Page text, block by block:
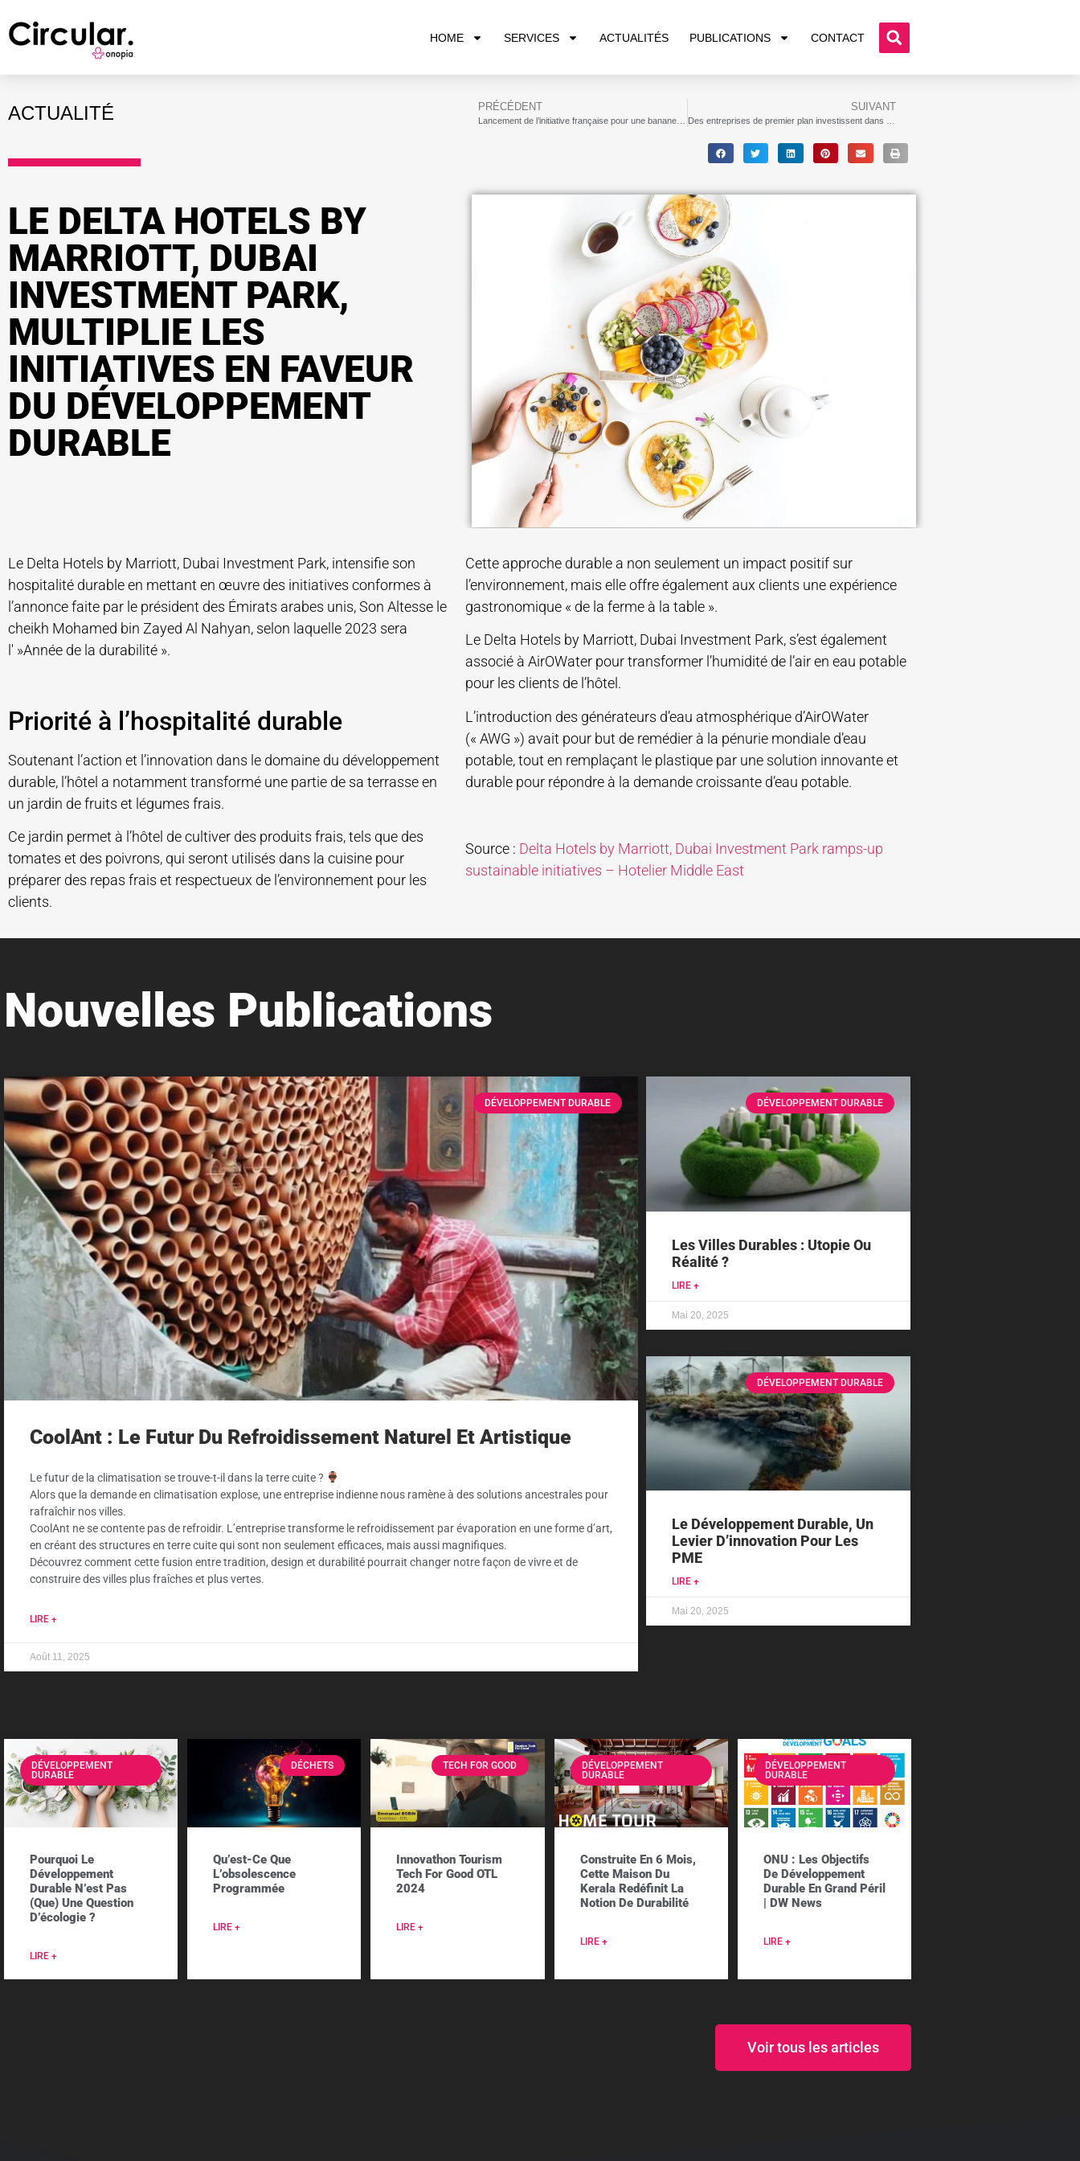
HOME SERVICES ACTUALITÉS PUBLICATIONS CONTACT
ACTUALITÉ PRÉCÉDENT SUIVANT
LE DELTA HOTELS BY
MARRIOTT, DUBAI
INVESTMENT PARK,
MULTIPLIE LES
INITIATIVES EN FAVEUR
DU DÉVELOPPEMENT
DURABLE
Le Delta Hotels by Marriott, Dubai Investment Park, intensifie son
hospitalité durable en mettant en œuvre des initiatives conformes à
l’annonce faite par le président des Émirats arabes unis, Son Altesse le
cheikh Mohamed bin Zayed Al Nahyan, selon laquelle 2023 sera
l' »Année de la durabilité ».
Priorité à l’hospitalité durable
Soutenant l’action et l’innovation dans le domaine du développement
durable, l’hôtel a notamment transformé une partie de sa terrasse en
un jardin de fruits et légumes frais.
Ce jardin permet à l’hôtel de cultiver des produits frais, tels que des
tomates et des poivrons, qui seront utilisés dans la cuisine pour
préparer des repas frais et respectueux de l’environnement pour les
clients.
Cette approche durable a non seulement un impact positif sur
l’environnement, mais elle offre également aux clients une expérience
gastronomique « de la ferme à la table ».
Le Delta Hotels by Marriott, Dubai Investment Park, s’est également
associé à AirOWater pour transformer l’humidité de l’air en eau potable
pour les clients de l’hôtel.
L’introduction des générateurs d’eau atmosphérique d’AirOWater
(« AWG ») avait pour but de remédier à la pénurie mondiale d’eau
potable, tout en remplaçant le plastique par une solution innovante et
durable pour répondre à la demande croissante d’eau potable.
Source : Delta Hotels by Marriott, Dubai Investment Park ramps-up
sustainable initiatives – Hotelier Middle East
Nouvelles Publications
DÉVELOPPEMENT DURABLE
CoolAnt : Le Futur Du Refroidissement Naturel Et Artistique
Le futur de la climatisation se trouve-t-il dans la terre cuite ?
Alors que la demande en climatisation explose, une entreprise indienne nous ramène à des solutions ancestrales pour
rafraîchir nos villes.
CoolAnt ne se contente pas de refroidir. L’entreprise transforme le refroidissement par évaporation en une forme d’art,
en créant des structures en terre cuite qui sont non seulement efficaces, mais aussi magnifiques.
Découvrez comment cette fusion entre tradition, design et durabilité pourrait changer notre façon de vivre et de
construire des villes plus fraîches et plus vertes.
LIRE +
Août 11, 2025
DÉVELOPPEMENT DURABLE
Les Villes Durables : Utopie Ou
Réalité ?
LIRE +
Mai 20, 2025
DÉVELOPPEMENT DURABLE
Le Développement Durable, Un
Levier D’innovation Pour Les
PME
LIRE +
Mai 20, 2025
DÉVELOPPEMENT
DURABLE
Pourquoi Le
Développement
Durable N’est Pas
(que) Une Question
D’écologie ?
LIRE +
DÉCHETS
Qu’est-Ce Que
L’obsolescence
Programmée
LIRE +
TECH FOR GOOD
Innovathon Tourism
Tech For Good OTL
2024
LIRE +
DÉVELOPPEMENT
DURABLE
Construite En 6 Mois,
Cette Maison Du
Kerala Redéfinit La
Notion De Durabilité
LIRE +
DÉVELOPPEMENT
DURABLE
ONU : Les Objectifs
De Développement
Durable En Grand Péril
| DW News
LIRE +
Voir tous les articles